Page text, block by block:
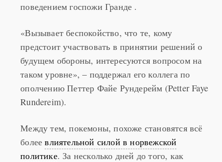
поведением госпожи Гранде .
«Вызывает беспокойство, что те, кому
предстоит участвовать в принятии решений о
будущем обороны, интересуются вопросом на
таком уровне», – поддержал его коллега по
ополчению Петтер Файе Рундерейм (Petter Faye
Rundereim).
Между тем, покемоны, похоже становятся всё
болеевлиятельной силой в норвежской
политике. За несколько дней до того, как